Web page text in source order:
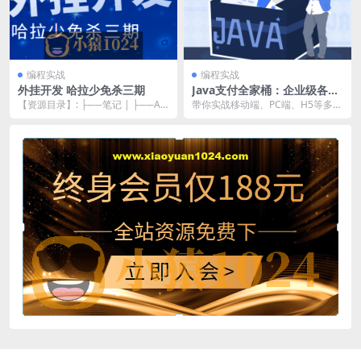
编程实战
外挂开发 哈拉少免杀三期
【资源目录】: ├──笔记 | ├──AM
编程实战
Java支付全家桶：企业级各类
支付手段一站式解决方案 | 完
带你实战移动端、PC端、H5等多终